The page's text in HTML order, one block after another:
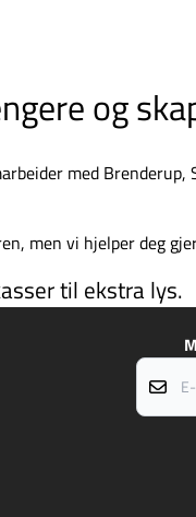
og
med Brenderup,
men vi hjelper deg
til ekstra lys.